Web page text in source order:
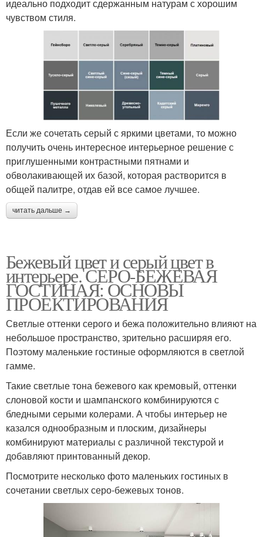
идеально подходит сдержанным натурам с хорошим
чувством стиля.
Если же сочетать серый с яркими цветами, то можно
получить очень интересное интерьерное решение с
приглушенными контрастными пятнами и
обволакивающей их базой, которая растворится в
общей палитре, отдав ей все самое лучшее.
читать дальше →
Бежевый цвет и серый цвет в
интерьере. СЕРО-БЕЖЕВАЯ
ГОСТИНАЯ: ОСНОВЫ
ПРОЕКТИРОВАНИЯ
Светлые оттенки серого и бежа положительно влияют на
небольшое пространство, зрительно расширяя его.
Поэтому маленькие гостиные оформляются в светлой
гамме.
Такие светлые тона бежевого как кремовый, оттенки
слоновой кости и шампанского комбинируются с
бледными серыми колерами. А чтобы интерьер не
казался однообразным и плоским, дизайнеры
комбинируют материалы с различной текстурой и
добавляют принтованный декор.
Посмотрите несколько фото маленьких гостиных в
сочетании светлых серо-бежевых тонов.